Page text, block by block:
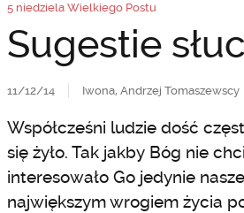
5 niedziela Wielkiego Postu
Sugestie
11/12/14 Iwona, Andrzej Tomaszewscy
Współcześni ludzie dość
się żyło. Tak jakby Bóg nie
interesowało Go jedynie
największym wrogiem życia